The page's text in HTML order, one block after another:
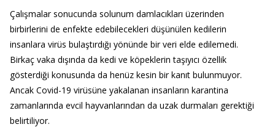
Çalışmalar sonucunda solunum damlacıkları üzerinden
birbirlerini de enfekte edebilecekleri düşünülen kedilerin
insanlara virüs bulaştırdığı yönünde bir veri elde edilemedi.
Birkaç vaka dışında da kedi ve köpeklerin taşıyıcı özellik
gösterdiği konusunda da henüz kesin bir kanıt bulunmuyor.
Ancak Covid-19 virüsüne yakalanan insanların karantina
zamanlarında evcil hayvanlarından da uzak durmaları gerektiği
belirtiliyor.